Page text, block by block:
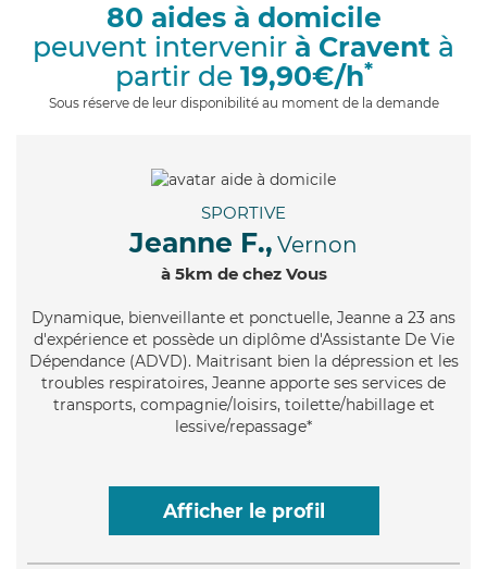
80 aides à domicile
peuvent intervenir à Cravent à
partir de 19,90€/h*
Sous réserve de leur disponibilité au moment de la demande
SPORTIVE
Jeanne F., Vernon
à 5km de chez Vous
Dynamique, bienveillante et ponctuelle, Jeanne a 23 ans
d'expérience et possède un diplôme d'Assistante De Vie
Dépendance (ADVD). Maitrisant bien la dépression et les
troubles respiratoires, Jeanne apporte ses services de
transports, compagnie/loisirs, toilette/habillage et
lessive/repassage*
Afficher le profil